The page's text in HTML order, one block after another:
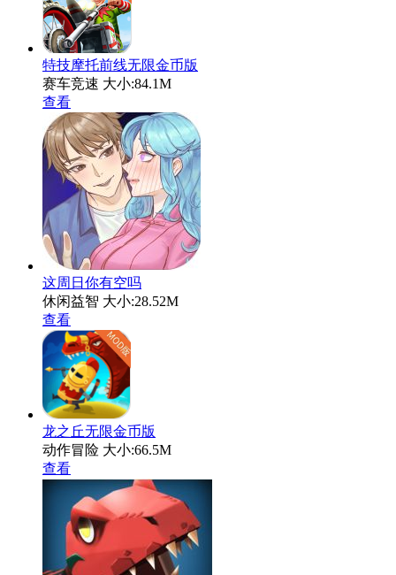
特技摩托前线无限金币版
赛车竞速 大小:84.1M
查看
这周日你有空吗
休闲益智 大小:28.52M
查看
龙之丘无限金币版
动作冒险 大小:66.5M
查看